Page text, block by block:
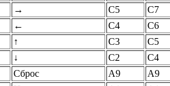
→ C5
C7
← C4
C6
↑ C3
C5
↓ C2
C4
Сброс A9
A9